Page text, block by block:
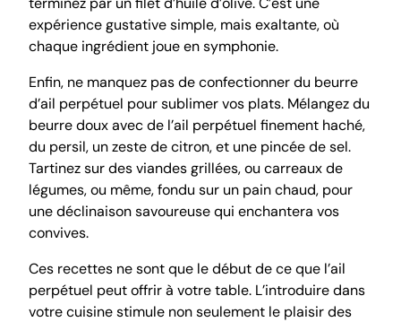
expérience gustative simple, mais exaltante, où
chaque ingrédient joue en symphonie.
Enfin, ne manquez pas de confectionner du beurre
d’ail perpétuel pour sublimer vos plats. Mélangez du
beurre doux avec de l’ail perpétuel finement haché,
du persil, un zeste de citron, et une pincée de sel.
Tartinez sur des viandes grillées, ou carreaux de
légumes, ou même, fondu sur un pain chaud, pour
une déclinaison savoureuse qui enchantera vos
convives.
Ces recettes ne sont que le début de ce que l’ail
perpétuel peut offrir à votre table. L’introduire dans
votre cuisine stimule non seulement le plaisir des